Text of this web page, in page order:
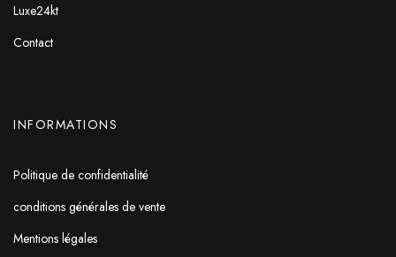
Luxe24kt
Contact
INFORMATIONS
Politique de confidentialité
conditions générales de vente
Mentions légales